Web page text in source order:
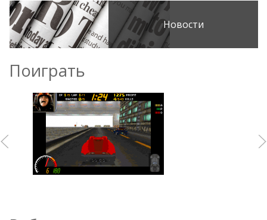
Новости
Поиграть